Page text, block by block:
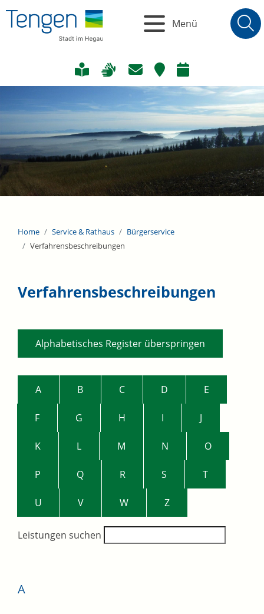
Menü
Home Service & Rathaus
Bürgerservice
Verfahrensbeschreibungen
Verfahrensbeschreibungen
Alphabetisches Register überspringen
A B C D E
F G H I J
K L M N O
P Q R S T
U V W Z
Leistungen suchen
A